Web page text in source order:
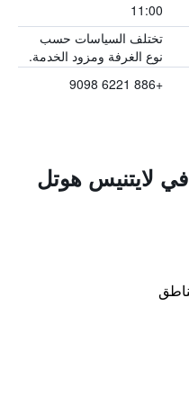
11:00
تختلف السياسات حسب
نوع الغرفة ومزود الخدمة.
+886 6221 9098
في لايتنيس هوتل